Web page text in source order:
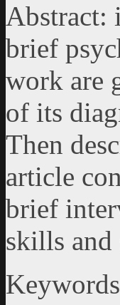
Abstract:
brief
work are
of its
Then
article
brief
skills and